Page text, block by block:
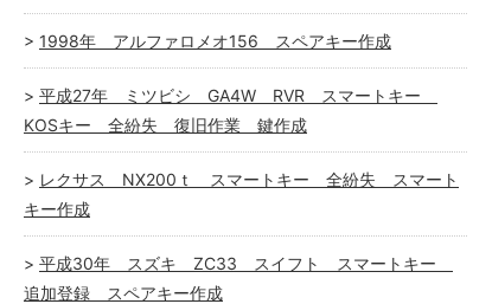
1998年 アルファロメオ156 スペアキー作成
平成27年 ミツビシ GA4W RVR スマートキー
KOSキー 全紛失 復旧作業 鍵作成
レクサス NX200ｔ スマートキー 全紛失 スマート
キー作成
平成30年 スズキ ZC33 スイフト スマートキー
追加登録 スペアキー作成